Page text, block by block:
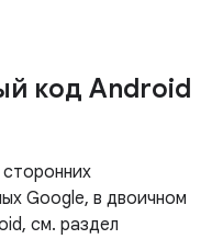
код Android
Google, в двоичном
см. раздел